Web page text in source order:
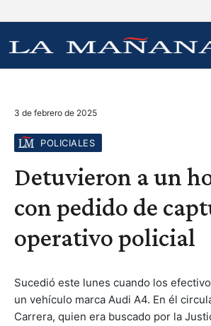
3 de febrero de 2025
POLICIALES
Detuvieron a un
con pedido de
operativo policial
Sucedió este lunes cuando los
un vehículo marca Audi A4. En él
Carrera, quien era buscado por la